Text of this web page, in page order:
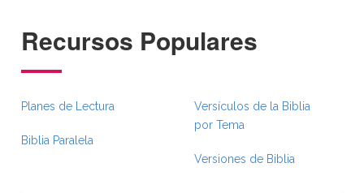
Recursos Populares
Planes de Lectura
Biblia Paralela
Versículos de la Biblia
por Tema
Versiones de Biblia